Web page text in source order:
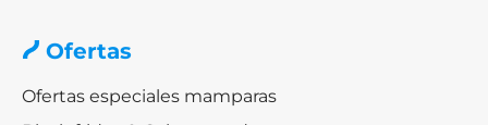
Ofertas
Ofertas especiales mamparas